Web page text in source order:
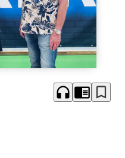
headphones chrome_reader_mode bookmark_border